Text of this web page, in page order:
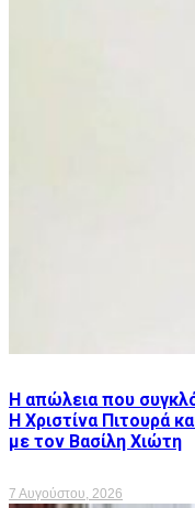
Η απώλεια που
Η Χριστίνα Πιτουρά
με τον Βασίλη Χιώτη
7 Αυγούστου, 2026